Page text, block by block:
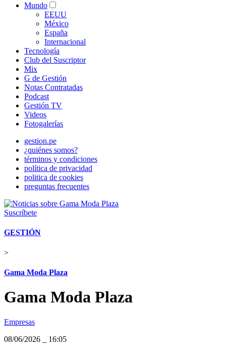
Mundo
EEUU
México
España
Internacional
Tecnología
Club del Suscriptor
Mix
G de Gestión
Notas Contratadas
Podcast
Gestión TV
Videos
Fotogalerías
gestion.pe
¿quiénes somos?
términos y condiciones
política de privacidad
politica de cookies
preguntas frecuentes
Suscríbete
GESTIÓN
>
Gama Moda Plaza
Gama Moda Plaza
Empresas
08/06/2026
16:05